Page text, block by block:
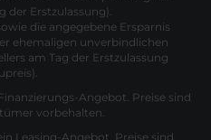
der Erstzulassung).
die angegebene Ersparnis
ehemaligen unverbindlichen
am Tag der Erstzulassung
Angebot. Preise sind
vorbehalten.
Leasing-Angebot. Preise sind